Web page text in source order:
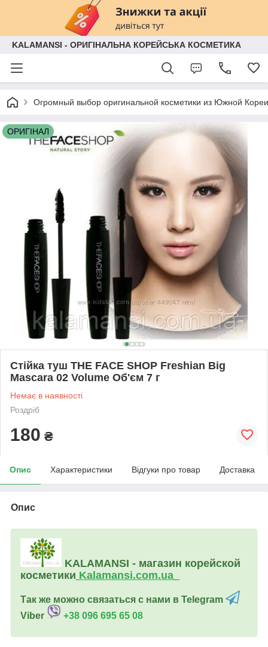
KALAMANSI - ОРИГІНАЛЬНА КОРЕЙСЬКА КОСМЕТИКА
Огромный выбор оригинальной косметики из Южной
ОРИГІНАЛ
Стійка туш THE FACE SHOP Freshian Big
Mascara 02 Volume Об'єм 7 г
Немає в наявності
Роздріб
180 ₴
Опис Характеристики Відгуки про товар Доставка
Опис
KALAMANSI - магазин корейской
косметики Kalamansi.com.ua
Так же можно связаться с нами в Telegram
Viber
+38 096 695 65 08